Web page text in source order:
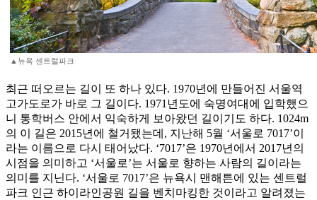
▲뉴욕 센트럴파크
최근 떠오르는 길이 또 하나 있다. 1970년에 만들어진 서울역
고가도로가 바로 그 길이다. 1971년도에 숙명여대에 입학했으
니 통학버스 안에서 익숙하게 보아왔던 길이기도 하다. 1024m
의 이 길은 2015년에 철거됐는데, 지난해 5월 ‘서울로 7017’이
라는 이름으로 다시 태어났다. ‘7017’은 1970년에서 2017년의
시점을 의미하고 ‘서울로’는 서울로 향하는 사람의 길이라는
의미를 지닌다. ‘서울로 7017’은 뉴욕시 맨해튼에 있는 센트럴
파크 인근 하이라인공원 길을 벤치마킹한 것이라고 알려졌는